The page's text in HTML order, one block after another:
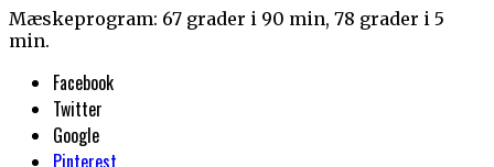
Mæskeprogram: 67 grader i 90 min, 78 grader i 5
min.
Facebook
Twitter
Google
Pinterest